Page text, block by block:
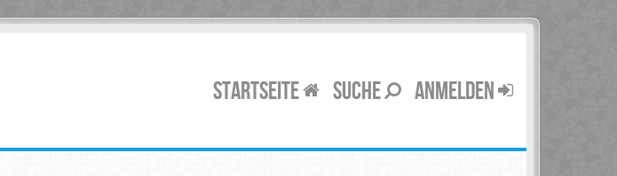
STARTSEITE SUCHE ANMELDEN